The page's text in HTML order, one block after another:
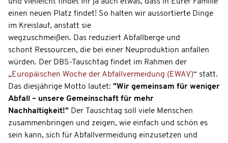
und vielleicht findet Ihr ja auch etwas, dass in Eurer Familie
einen neuen Platz findet! So halten wir aussortierte Dinge
im Kreislauf, anstatt sie
wegzuschmeißen. Das reduziert Abfallberge und
schont Ressourcen, die bei einer Neuproduktion anfallen
würden. Der DBS-Tauschtag findet im Rahmen der
„Europäischen Woche der Abfallvermeidung (EWAV)“ statt.
Das diesjährige Motto lautet: "Wir gemeinsam für weniger
Abfall – unsere Gemeinschaft für mehr
Nachhaltigkeit!" Der Tauschtag soll viele Menschen
zusammenbringen und zeigen, wie einfach und schön es
sein kann, sich für Abfallvermeidung einzusetzen und